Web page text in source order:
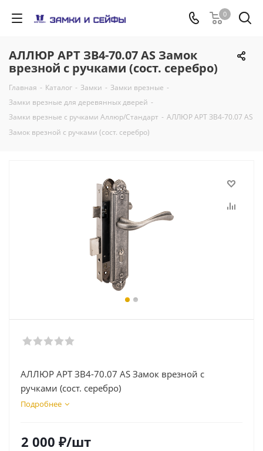
0
АЛЛЮР АРТ ЗВ4-70.07 AS Замок
врезной с ручками (сост. серебро)
Главная - Каталог - Замки - Замки врезные -
Замки врезные для деревянных дверей -
Замки врезные с ручками Аллюр/Стандарт - АЛЛЮР АРТ ЗВ4-70.07 AS
Замок врезной с ручками (сост. серебро)
АЛЛЮР АРТ ЗВ4-70.07 AS Замок врезной с
ручками (сост. серебро)
Подробнее
2 000 ₽/шт